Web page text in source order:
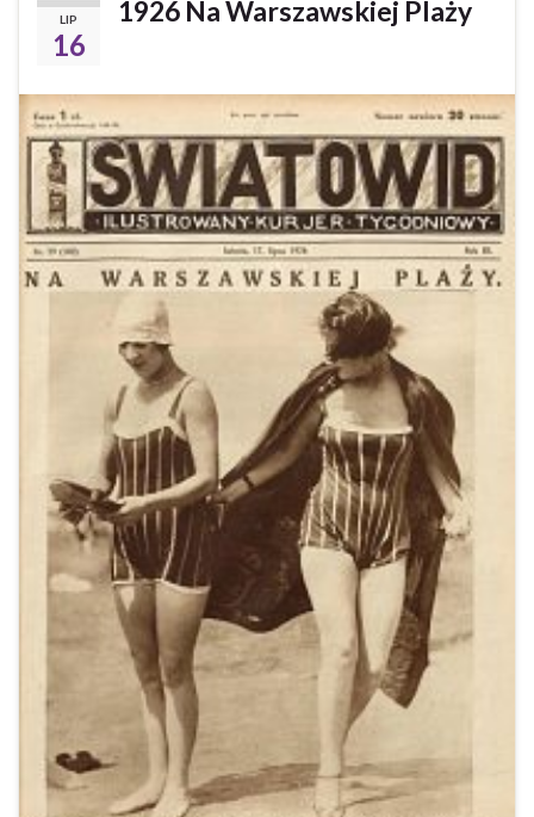
LIP
16
1926 Na Warszawskiej Plaży